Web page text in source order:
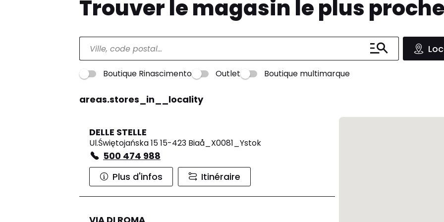
Trouver le magasin le plus proche
Boutique Rinascimento Outlet Boutique multimarque
areas.stores_in__locality
DELLE STELLE
Ul.Świętojańska 15 15-423 Biaå_X0081_Ystok
500 474 988
Plus d'infos
Itinéraire